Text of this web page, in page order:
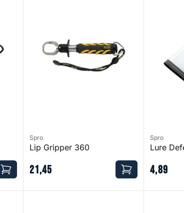
Spro
Lip Gripper 360
21,45
Spro
Lure
4,89